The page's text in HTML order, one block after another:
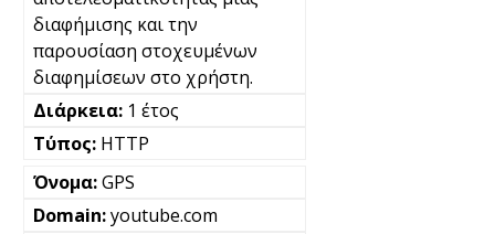
διαφήμισης και την
παρουσίαση στοχευμένων
διαφημίσεων στο χρήστη.
1 έτος
HTTP
GPS
youtube.com